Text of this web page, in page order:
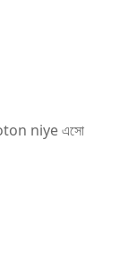
niye এসো